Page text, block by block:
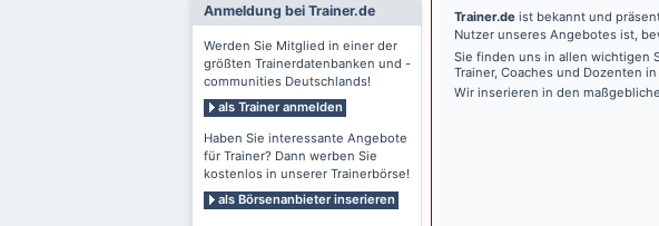
Anmeldung bei Trainer.de
Werden Sie Mitglied in einer der
größten Trainerdatenbanken und -
communities Deutschlands!
als Trainer anmelden
Haben Sie interessante Angebote
für Trainer? Dann werben Sie
kostenlos in unserer Trainerbörse!
als Börsenanbieter inserieren
Trainer.de ist bekannt und
Nutzer unseres Angebotes ist,
Sie finden uns in allen wichtigen
Trainer, Coaches und Dozenten
Wir inserieren in den